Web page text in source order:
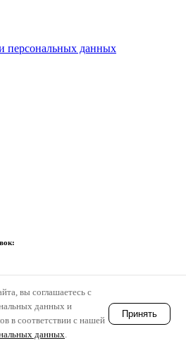
вы соглашаетесь с
данных и
в соответствии с нашей
данных.
Принять
персональных данных